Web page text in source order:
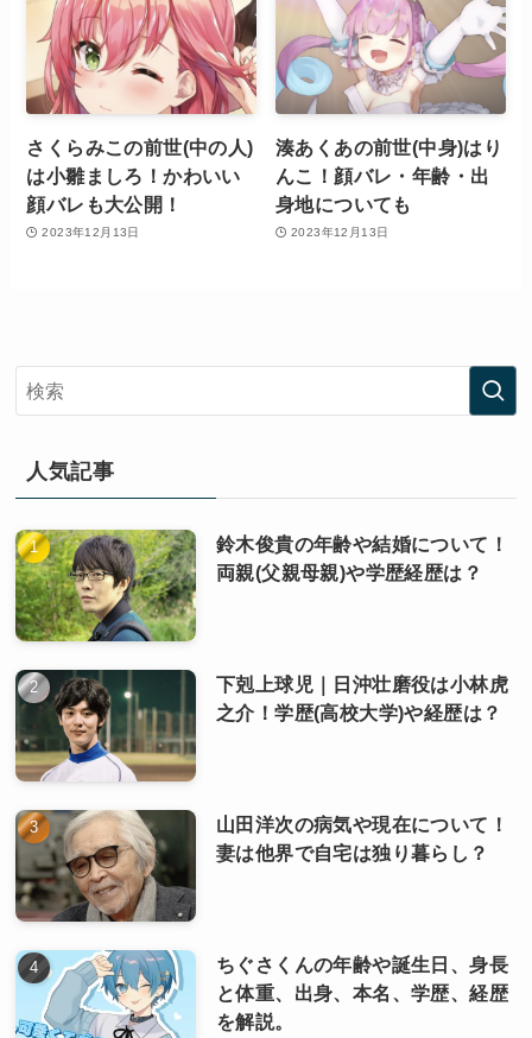
さくらみこの前世(中の人)
は小雛ましろ！かわいい
顔バレも大公開！
2023年12月13日
湊あくあの前世(中身)はり
んこ！顔バレ・年齢・出
身地についても
2023年12月13日
人気記事
鈴木俊貴の年齢や結婚について！
両親(父親母親)や学歴経歴は？
下剋上球児｜日沖壮磨役は小林虎
之介！学歴(高校大学)や経歴は？
山田洋次の病気や現在について！
妻は他界で自宅は独り暮らし？
ちぐさくんの年齢や誕生日、身長
と体重、出身、本名、学歴、経歴
を解説。